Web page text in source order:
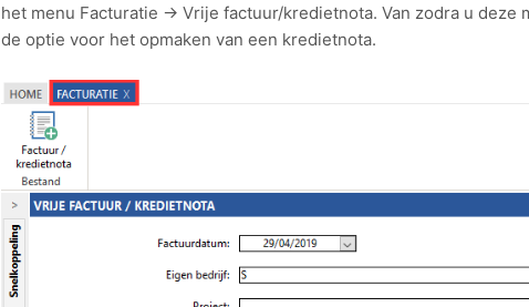
het menu Facturatie -> Vrije factuur/kredietnota. Van zodra u
de optie voor het opmaken van een kredietnota.